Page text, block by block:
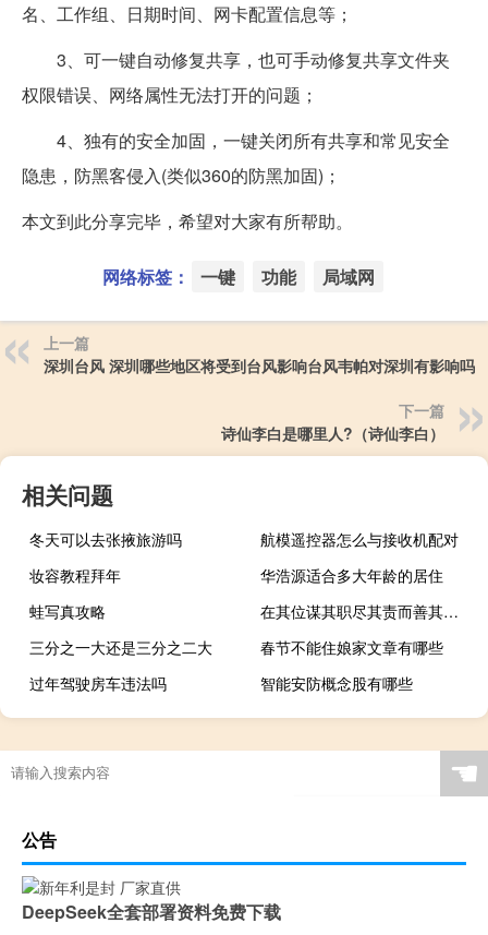
名、工作组、日期时间、网卡配置信息等；
3、可一键自动修复共享，也可手动修复共享文件夹
权限错误、网络属性无法打开的问题；
4、独有的安全加固，一键关闭所有共享和常见安全
隐患，防黑客侵入(类似360的防黑加固)；
本文到此分享完毕，希望对大家有所帮助。
网络标签： 一键 功能 局域网
上一篇
深圳台风 深圳哪些地区将受到台风影响台风韦帕对深圳有影响吗
下一篇
诗仙李白是哪里人?（诗仙李白）
相关问题
冬天可以去张掖旅游吗
航模遥控器怎么与接收机配对
妆容教程拜年
华浩源适合多大年龄的居住
蛙写真攻略
在其位谋其职尽其责而善其事全句
三分之一大还是三分之二大
春节不能住娘家文章有哪些
过年驾驶房车违法吗
智能安防概念股有哪些
☚
公告
DeepSeek全套部署资料免费下载